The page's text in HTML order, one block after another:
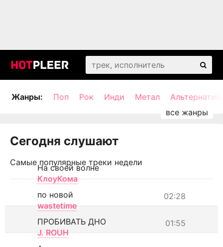
Жанры: Поп Рок Инди Метал
Сегодня слушают
Самые популярные треки недели
На своей волне
КлоуКома
02:28
по новой
wastetime
01:55
ПРОБИВАТЬ ДНО
J. ROUH